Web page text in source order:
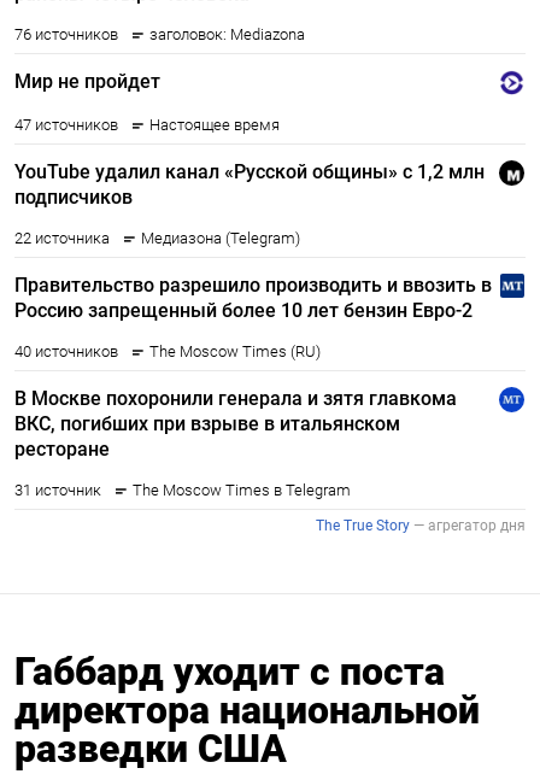
Габбард уходит с поста
директора национальной
разведки США